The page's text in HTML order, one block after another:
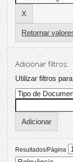
Retornar
Adicionar filtros:
Utilizar filtros
Resultados/Página